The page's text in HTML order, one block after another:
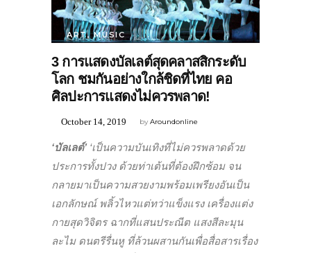
ART,MUSIC
3 การแสดงบัลเลต์สุดคลาสสิกระดับ
โลก ชมกันอย่างใกล้ชิดที่ไทย คอ
ศิลปะการแสดงไม่ควรพลาด!
byAroundonline
October 14, 2019
‘บัลเลต์’‘เป็นความบันเทิงที่ไม่ควรพลาดด้วย
ประการทั้งปวง ด้วยท่าเต้นที่ต้องฝึกซ้อม จน
กลายมาเป็นความสวยงามพร้อมเพรียงอันเป็น
เอกลักษณ์ พลิ้วไหวแต่ทว่าแข็งแรง เครื่องแต่ง
กายสุดวิจิตร ฉากที่แสนประณีต แสงสีละมุน
ละไม ดนตรีรื่นหู ที่ล้วนผสานกันเพื่อสื่อสารเรื่อง